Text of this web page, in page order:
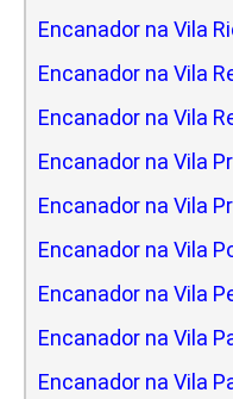
Encanador na Vila
Encanador na Vila
Encanador na Vila
Encanador na Vila
Encanador na Vila
Encanador na Vila
Encanador na Vila
Encanador na Vila
Encanador na Vila